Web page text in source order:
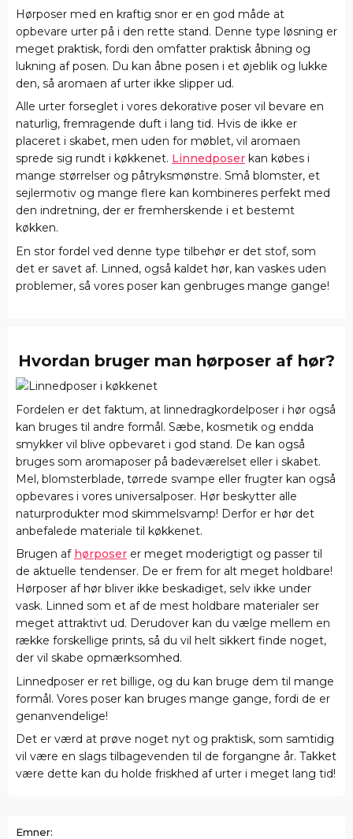
Hørposer med en kraftig snor er en god måde at
opbevare urter på i den rette stand. Denne type løsning er
meget praktisk, fordi den omfatter praktisk åbning og
lukning af posen. Du kan åbne posen i et øjeblik og lukke
den, så aromaen af urter ikke slipper ud.
Alle urter forseglet i vores dekorative poser vil bevare en
naturlig, fremragende duft i lang tid. Hvis de ikke er
placeret i skabet, men uden for møblet, vil aromaen
sprede sig rundt i køkkenet. Linnedposer kan købes i
mange størrelser og påtryksmønstre. Små blomster, et
sejlermotiv og mange flere kan kombineres perfekt med
den indretning, der er fremherskende i et bestemt
køkken.
En stor fordel ved denne type tilbehør er det stof, som
det er savet af. Linned, også kaldet hør, kan vaskes uden
problemer, så vores poser kan genbruges mange gange!
Hvordan bruger man hørposer af hør?
Fordelen er det faktum, at linnedragkordelposer i hør også
kan bruges til andre formål. Sæbe, kosmetik og endda
smykker vil blive opbevaret i god stand. De kan også
bruges som aromaposer på badeværelset eller i skabet.
Mel, blomsterblade, tørrede svampe eller frugter kan også
opbevares i vores universalposer. Hør beskytter alle
naturprodukter mod skimmelsvamp! Derfor er hør det
anbefalede materiale til køkkenet.
Brugen af hørposer er meget moderigtigt og passer til
de aktuelle tendenser. De er frem for alt meget holdbare!
Hørposer af hør bliver ikke beskadiget, selv ikke under
vask. Linned som et af de mest holdbare materialer ser
meget attraktivt ud. Derudover kan du vælge mellem en
række forskellige prints, så du vil helt sikkert finde noget,
der vil skabe opmærksomhed.
Linnedposer er ret billige, og du kan bruge dem til mange
formål. Vores poser kan bruges mange gange, fordi de er
genanvendelige!
Det er værd at prøve noget nyt og praktisk, som samtidig
vil være en slags tilbagevenden til de forgangne år. Takket
være dette kan du holde friskhed af urter i meget lang tid!
Emner: